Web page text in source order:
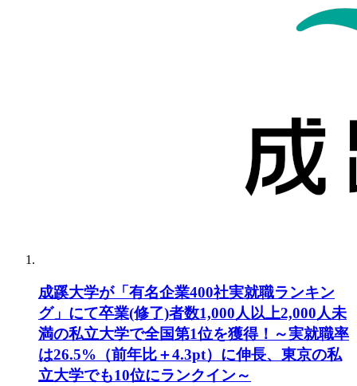
成蹊大学が「有名企業400社実就職ランキン
グ」にて卒業(修了)者数1,000人以上2,000人未
満の私立大学で全国第1位を獲得！～実就職率
は26.5%（前年比＋4.3pt）に伸長、東京の私
立大学でも10位にランクイン～